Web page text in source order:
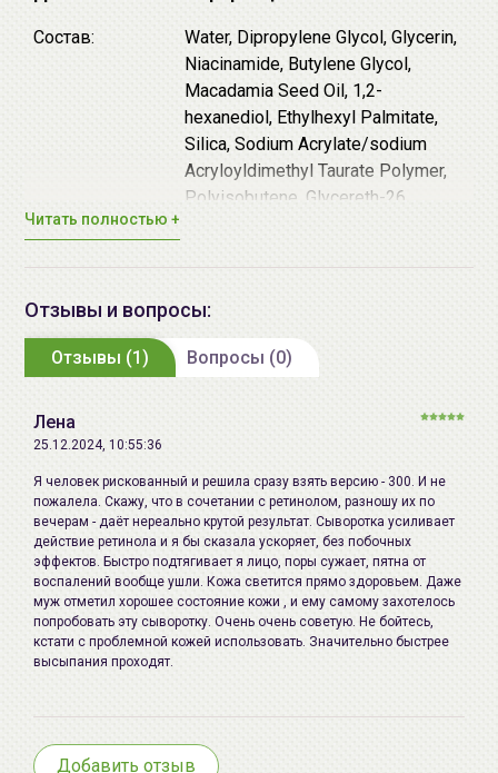
производные центеллы азиатской, зелёный
прополис) - интенсивно увлажняет, оказывает
противовоспалительное действие, снижает
реактивность кожи и укрепляет естественный
Микроигольчатая технология CicaReedle™
(237,500ppm) обеспечивает доставку активно
клеток.Микроиглыв 14 раз меньше размера пор, их
оболочка содержит 14 видов минералов,
необходимых для подавления воспалительных
улучшения кислородного обмена.
Основные действующие компоненты:
Комплекс центеллы азиатской(азиатикозид,
азиатиковая кислота, мадекассовая кислота,
мадекассосид) - обладает
противовоспалительным и ранозаживляющим
действием, способствует восстановлению
барьерных свойств и удержанию влаги, снижает
чувствительность, уменьшает отеки, оказывает
профилактику купероза.
образование акне, восстанавливает
Состав:
Water, Dipropylene Glycol, Glycerin,
Niacinamide, Butylene Glycol,
Macadamia Seed Oil, 1,2-
hexanediol, Ethylhexyl Palmitate,
Silica, Sodium Acrylate/sodium
Acryloyldimethyl Taurate Polymer,
Polyisobutene, Glycereth-26,
Hyaluronate, Caprylyl/capryl
Gum, Propolis Extract, Asiaticoside,
Madecassoside, Madecassic Acid,
Tyrosine, Phenylalanine, Threonine,
Proline, Valine, Isoleucine,
Histidine, Methionine, Cysteine.
Дата
производства:
не указывается
Срок годности:
Republic of Korea / VT Cosmetics
Читать полностью +
Отзывы и вопросы:
Отзывы (1) Вопросы (0)
Лена
25.12.2024, 10:55:36
Я человек рискованный и решила сразу взять версию - 300. И не
пожалела. Скажу, что в сочетании с ретинолом, разношу их по
вечерам - даёт нереально крутой результат. Сыворотка усиливает
действие ретинола и я бы сказала ускоряет, без побочных
эффектов. Быстро подтягивает я лицо, поры сужает, пятна от
воспалений вообще ушли. Кожа светится прямо здоровьем. Даже
муж отметил хорошее состояние кожи , и ему самому захотелось
попробовать эту сыворотку. Очень очень советую. Не бойтесь,
кстати с проблемной кожей использовать. Значительно быстрее
высыпания проходят.
Добавить отзыв